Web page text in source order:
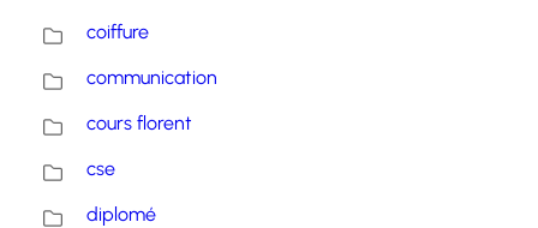
coiffure
communication
cours florent
cse
diplomé